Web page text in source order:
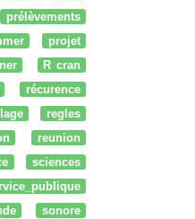
prélèvements
projet
R cran
récurence
regles
reunion
sciences
sonore